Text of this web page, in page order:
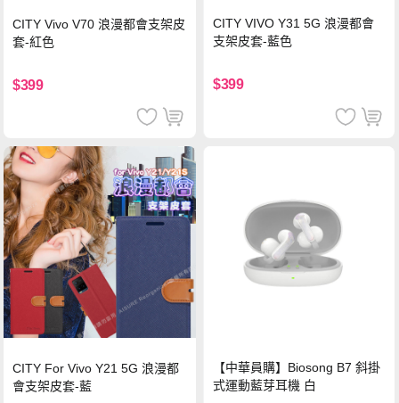
CITY Vivo V70 浪漫都會支架皮
套-紅色
$399
CITY VIVO Y31 5G 浪漫都會
支架皮套-藍色
$399
CITY For Vivo Y21 5G 浪漫都
會支架皮套-藍
【中華員購】Biosong B7 斜掛
式運動藍芽耳機 白